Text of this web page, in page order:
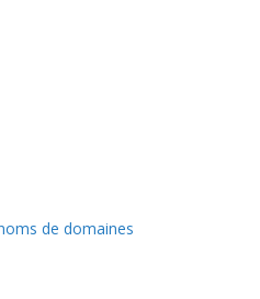
de domaines